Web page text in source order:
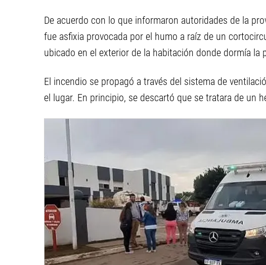
De acuerdo con lo que informaron autoridades de la
fue asfixia provocada por el humo a raíz de un
ubicado en el exterior de la habitación donde dormía la
El incendio se propagó a través del sistema de
el lugar. En principio, se descartó que se tratara de un